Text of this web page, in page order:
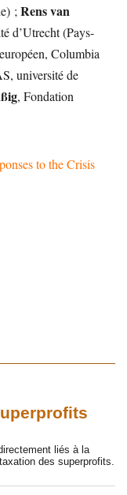
; Rens van
d’Utrecht (Pays-
Columbia
université de
, Fondation
to the Crisis
liés à la
des superprofits.